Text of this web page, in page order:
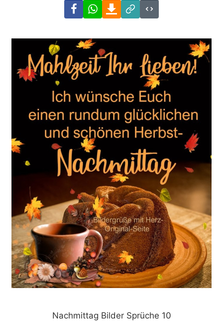
FacebookWhatsAppDownload
Link
Code
Nachmittag Bilder Sprüche 10